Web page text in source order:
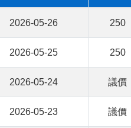
2026-05-26 250
2026-05-25 250
2026-05-24 議價
2026-05-23 議價